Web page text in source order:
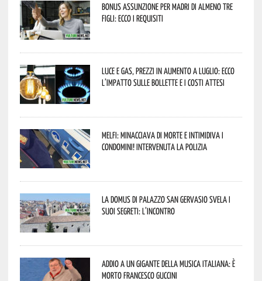
Bonus assunzione per madri di almeno tre
figli: ecco i requisiti
Luce e gas, prezzi in aumento a luglio: ecco
l’impatto sulle bollette e i costi attesi
Melfi: minacciava di morte e intimidiva i
condomini! Intervenuta la Polizia
La Domus di Palazzo San Gervasio svela i
suoi segreti: l’incontro
Addio a un gigante della musica italiana: è
morto Francesco Guccini